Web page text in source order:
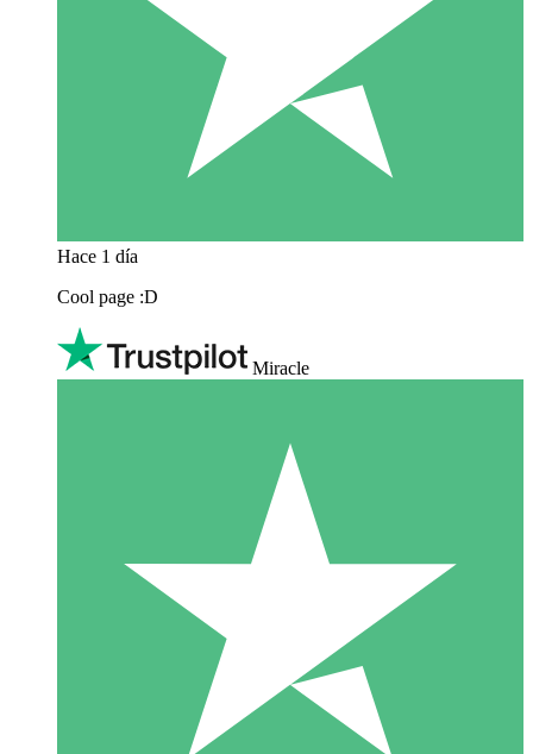
Hace 1 día
Cool page :D
Miracle